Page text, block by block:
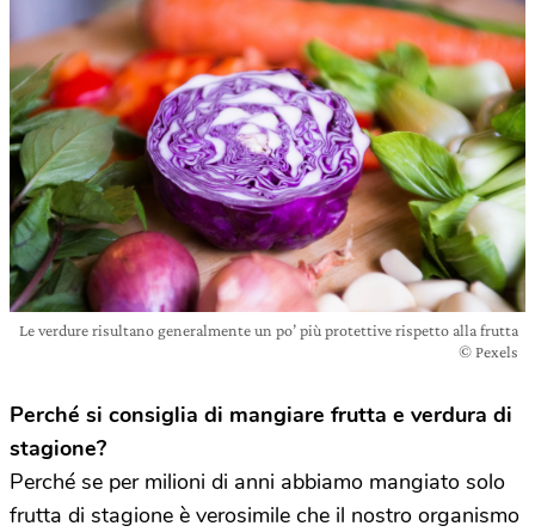
Le verdure risultano generalmente un po’ più protettive rispetto alla frutta
© Pexels
Perché si consiglia di mangiare frutta e verdura di
stagione?
Perché se per milioni di anni abbiamo mangiato solo
frutta di stagione è verosimile che il nostro organismo